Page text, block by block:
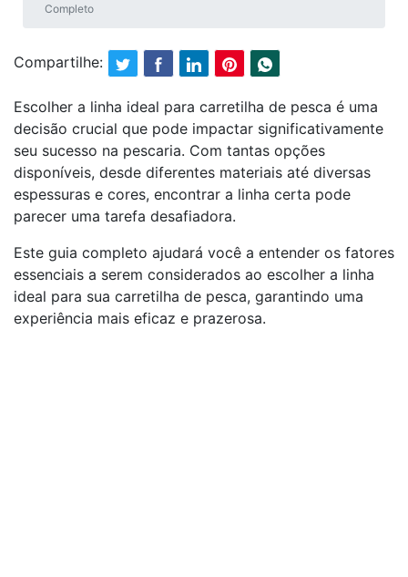
Completo
Compartilhe:
Escolher a linha ideal para carretilha de pesca é uma
decisão crucial que pode impactar significativamente
seu sucesso na pescaria. Com tantas opções
disponíveis, desde diferentes materiais até diversas
espessuras e cores, encontrar a linha certa pode
parecer uma tarefa desafiadora.
Este guia completo ajudará você a entender os fatores
essenciais a serem considerados ao escolher a linha
ideal para sua carretilha de pesca, garantindo uma
experiência mais eficaz e prazerosa.